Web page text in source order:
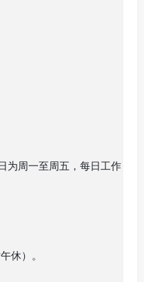
为周一至周五，每日工作
休）。